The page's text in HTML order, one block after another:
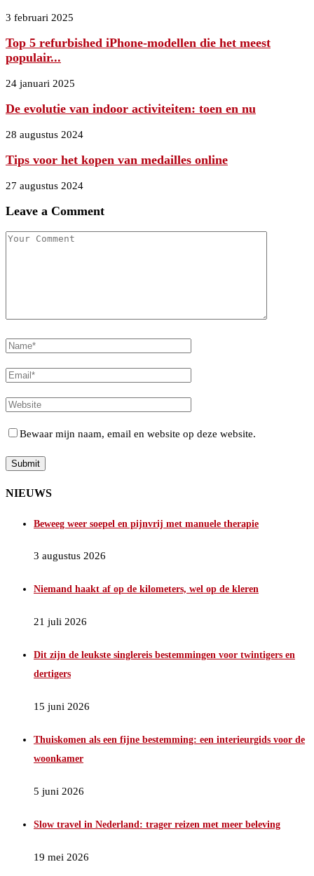
3 februari 2025
Top 5 refurbished iPhone-modellen die het meest
populair...
24 januari 2025
De evolutie van indoor activiteiten: toen en nu
28 augustus 2024
Tips voor het kopen van medailles online
27 augustus 2024
Leave a Comment
Bewaar mijn naam, email en website op deze website.
NIEUWS
Beweeg weer soepel en pijnvrij met manuele therapie
3 augustus 2026
Niemand haakt af op de kilometers, wel op de kleren
21 juli 2026
Dit zijn de leukste singlereis bestemmingen voor twintigers en
dertigers
15 juni 2026
Thuiskomen als een fijne bestemming: een interieurgids voor de
woonkamer
5 juni 2026
Slow travel in Nederland: trager reizen met meer beleving
19 mei 2026